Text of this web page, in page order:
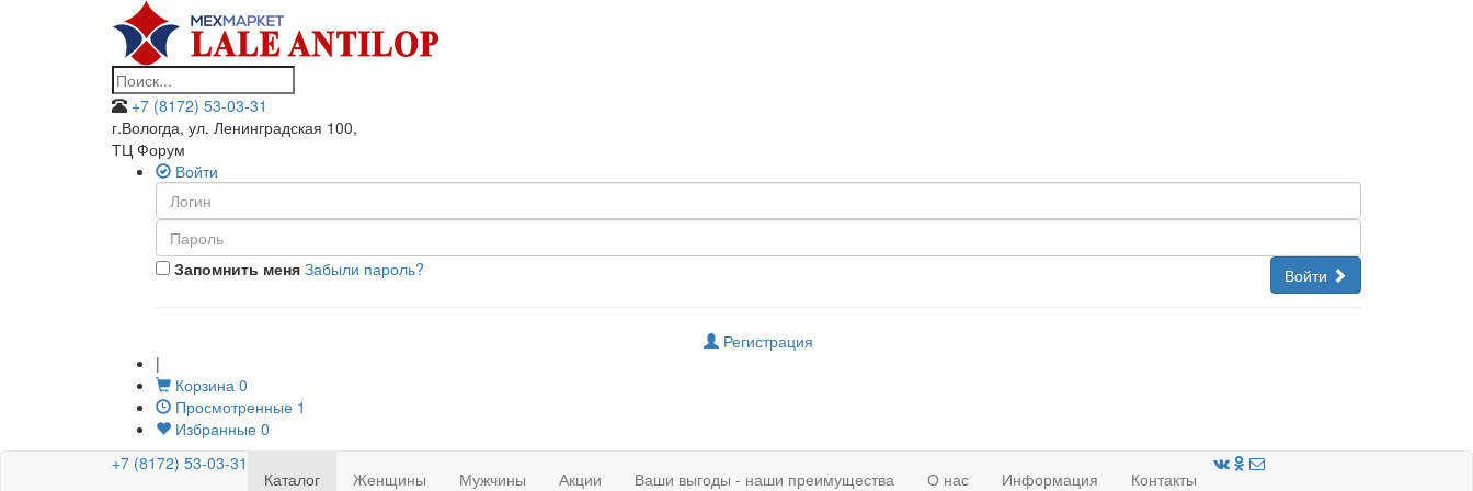
+7 (8172) 53-03-31
г.Вологда, ул. Ленинградская 100,
ТЦ Форум
Войти
Запомнить меня Войти
Забыли пароль?
Регистрация
|
Корзина 0
Просмотренные 1
Избранные 0
+7 (8172) 53-03-31
Каталог Женщины Мужчины Акции Ваши выгоды - наши преимущества О нас Информация Контакты